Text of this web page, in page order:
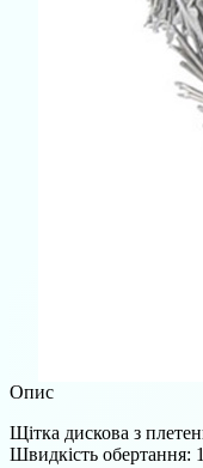
Опис
Щітка дискова з
Швидкість обертання: